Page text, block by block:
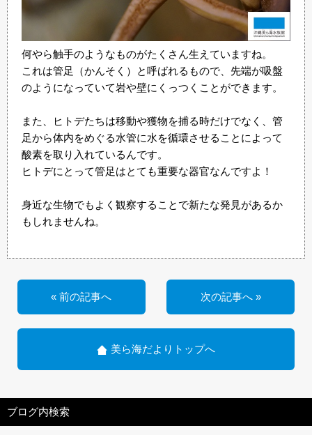
何やら触手のようなものがたくさん生えていますね。
これは管足（かんそく）と呼ばれるもので、先端が吸盤
のようになっていて岩や壁にくっつくことができます。
また、ヒトデたちは移動や獲物を捕る時だけでなく、管
足から体内をめぐる水管に水を循環させることによって
酸素を取り入れているんです。
ヒトデにとって管足はとても重要な器官なんですよ！
身近な生物でもよく観察することで新たな発見があるか
もしれませんね。
« 前の記事へ 次の記事へ »
美ら海だよりトップへ
ブログ内検索